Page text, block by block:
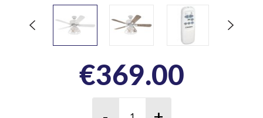
€369.00